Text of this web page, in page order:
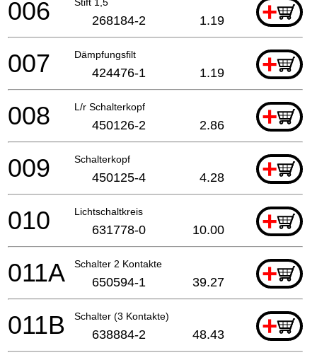
+
006 268184-2 1.19
Dämpfungsfilt +
007 424476-1 1.19
L/r Schalterkopf +
008 450126-2 2.86
Schalterkopf +
009 450125-4 4.28
Lichtschaltkreis +
010 631778-0 10.00
Schalter 2 Kontakte +
011A 650594-1 39.27
Schalter (3 Kontakte) +
011B 638884-2 48.43